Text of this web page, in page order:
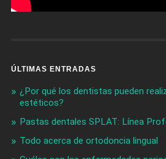
ÚLTIMAS ENTRADAS
¿Por qué los dentistas pueden
estéticos?
Pastas dentales SPLAT: Línea
Todo acerca de ortodoncia lingual